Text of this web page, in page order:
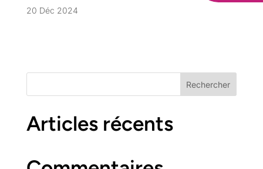
20 Déc 2024
Rechercher
Articles récents